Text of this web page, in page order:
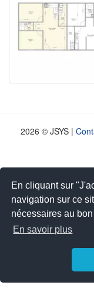
En cliquant sur
navigation sur ce
nécessaires au
En savoir plus
2026 © JSYS |